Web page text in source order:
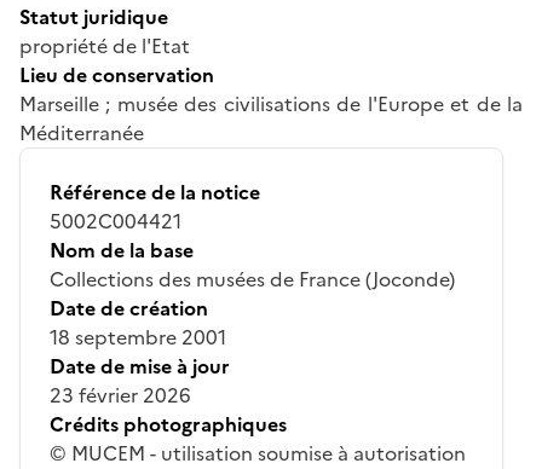
Statut juridique
propriété de l'Etat
Lieu de conservation
Marseille ; musée des civilisations de l'Europe et de la
Méditerranée
Référence de la notice
5002C004421
Nom de la base
Collections des musées de France (Joconde)
Date de création
18 septembre 2001
Date de mise à jour
23 février 2026
Crédits photographiques
© MUCEM - utilisation soumise à autorisation